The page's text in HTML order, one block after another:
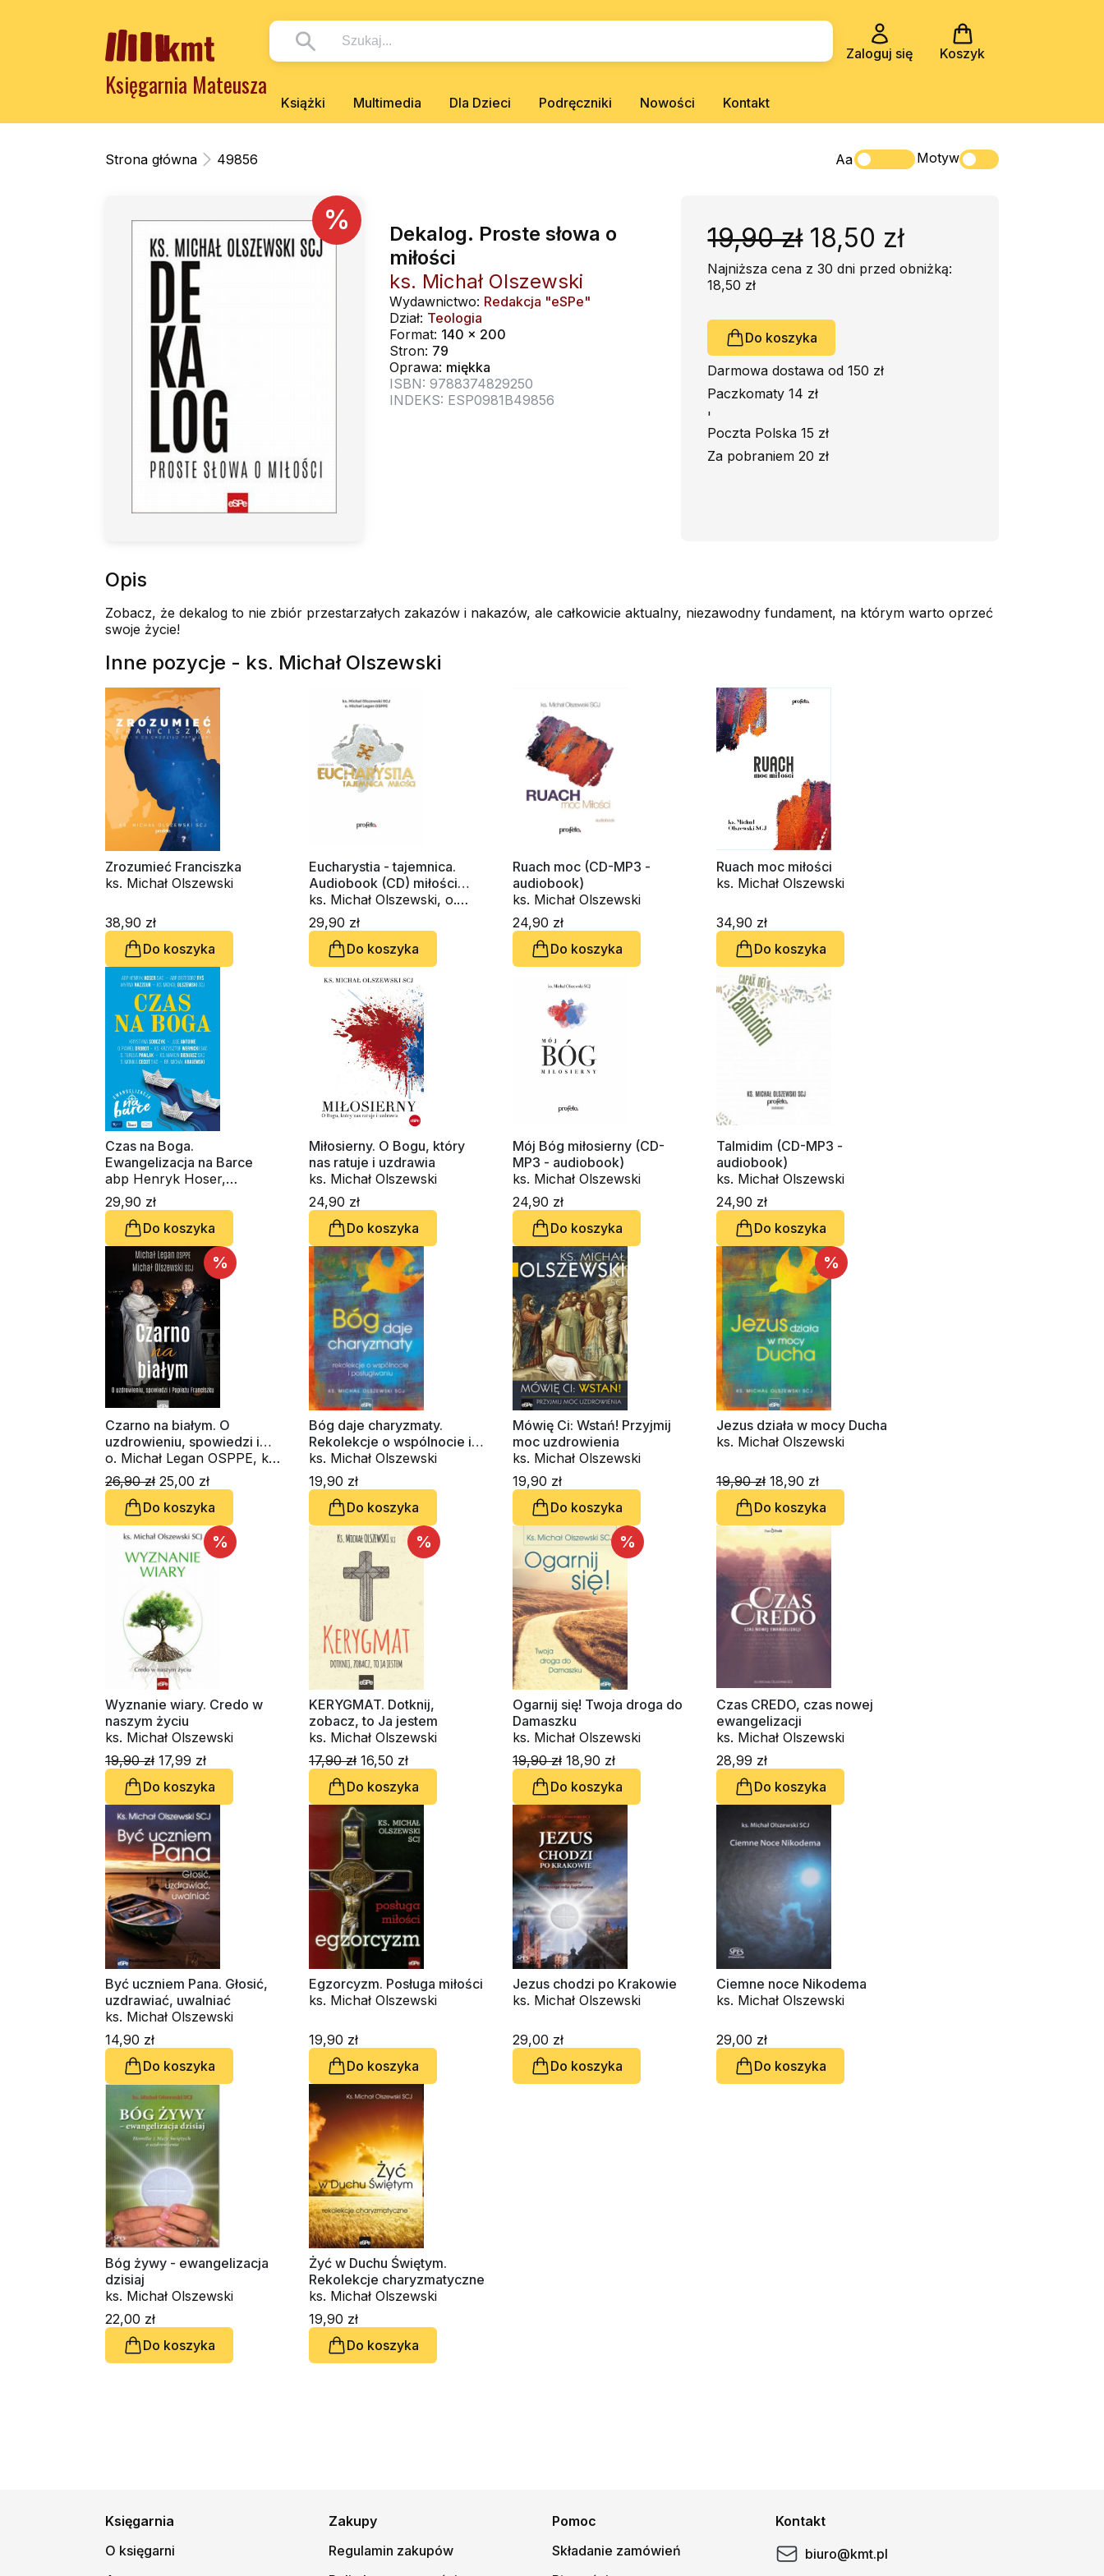
Zaloguj się Koszyk
Księgarnia Mateusza
Książki Multimedia Dla Dzieci Podręczniki Nowości Kontakt
Strona główna 49856 Aa Motyw
%
Dekalog. Proste słowa o
miłości
ks. Michał Olszewski
Wydawnictwo: Redakcja "eSPe"
Dział: Teologia
Format: 140 x 200
Stron: 79
Oprawa: miękka
ISBN: 9788374829250
INDEKS: ESP0981B49856
19,90 zł18,50 zł
Najniższa cena z 30 dni przed obniżką:
18,50 zł
Do koszyka
Darmowa dostawa od 150 zł
Paczkomaty 14 zł
'
Poczta Polska 15 zł
Za pobraniem 20 zł
Opis
Zobacz, że dekalog to nie zbiór przestarzałych zakazów i nakazów, ale całkowicie aktualny, niezawodny fundament, na którym warto oprzeć
swoje życie!
Inne pozycje - ks. Michał Olszewski
Zrozumieć Franciszka
ks. Michał Olszewski
38,90 zł
Do koszyka
Eucharystia - tajemnica.
Audiobook (CD) miłości
(CD-MP3 - audiobook)
ks. Michał Olszewski, o.
Michał Legan OSPPE
29,90 zł
Do koszyka
Ruach moc (CD-MP3 -
audiobook)
ks. Michał Olszewski
24,90 zł
Do koszyka
Ruach moc miłości
ks. Michał Olszewski
34,90 zł
Do koszyka
Czas na Boga.
Ewangelizacja na Barce
abp Henryk Hoser,
kardynał Grzegorz Ryś, ks.
Michał Olszewski, Myrna
Nazzour
29,90 zł
Do koszyka
Miłosierny. O Bogu, który
nas ratuje i uzdrawia
ks. Michał Olszewski
24,90 zł
Do koszyka
Mój Bóg miłosierny (CD-
MP3 - audiobook)
ks. Michał Olszewski
24,90 zł
Do koszyka
Talmidim (CD-MP3 -
audiobook)
ks. Michał Olszewski
24,90 zł
Do koszyka
%
Czarno na białym. O
uzdrowieniu, spowiedzi i
Papieżu Franciszku
o. Michał Legan OSPPE, ks.
Michał Olszewski
26,90 zł 25,00 zł
Do koszyka
Bóg daje charyzmaty.
Rekolekcje o wspólnocie i
posługiwaniu
ks. Michał Olszewski
19,90 zł
Do koszyka
Mówię Ci: Wstań! Przyjmij
moc uzdrowienia
ks. Michał Olszewski
19,90 zł
Do koszyka
%
Jezus działa w mocy Ducha
ks. Michał Olszewski
19,90 zł 18,90 zł
Do koszyka
%
Wyznanie wiary. Credo w
naszym życiu
ks. Michał Olszewski
19,90 zł 17,99 zł
Do koszyka
%
KERYGMAT. Dotknij,
zobacz, to Ja jestem
ks. Michał Olszewski
17,90 zł 16,50 zł
Do koszyka
%
Ogarnij się! Twoja droga do
Damaszku
ks. Michał Olszewski
19,90 zł 18,90 zł
Do koszyka
Czas CREDO, czas nowej
ewangelizacji
ks. Michał Olszewski
28,99 zł
Do koszyka
Być uczniem Pana. Głosić,
uzdrawiać, uwalniać
ks. Michał Olszewski
14,90 zł
Do koszyka
Egzorcyzm. Posługa miłości
ks. Michał Olszewski
19,90 zł
Do koszyka
Jezus chodzi po Krakowie
ks. Michał Olszewski
29,00 zł
Do koszyka
Ciemne noce Nikodema
ks. Michał Olszewski
29,00 zł
Do koszyka
Bóg żywy - ewangelizacja
dzisiaj
ks. Michał Olszewski
22,00 zł
Do koszyka
Żyć w Duchu Świętym.
Rekolekcje charyzmatyczne
ks. Michał Olszewski
19,90 zł
Do koszyka
Księgarnia
O księgarni
Zakupy
Regulamin zakupów
Pomoc
Składanie zamówień
Kontakt
biuro@kmt.pl